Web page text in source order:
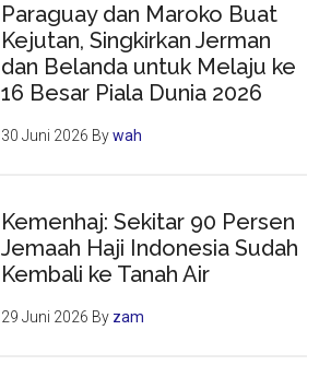
Paraguay dan Maroko Buat
Kejutan, Singkirkan Jerman
dan Belanda untuk Melaju ke
16 Besar Piala Dunia 2026
30 Juni 2026 Bywah
Kemenhaj: Sekitar 90 Persen
Jemaah Haji Indonesia Sudah
Kembali ke Tanah Air
29 Juni 2026 By zam